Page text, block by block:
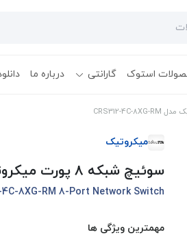
استوک گارانتی درباره ما
میکروتیک
سوئیچ شبکه 8 پورت میکروتیک مدل CRS312-4C-8XG-RM
4C-8XG-RM 8-Port Network Switch
مهمترین ویژگی ها